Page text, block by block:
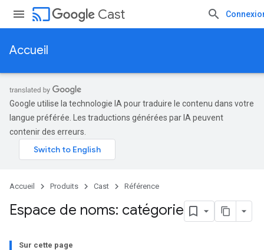
cast Cast
Accueil
Google utilise la technologie IA pour traduire le contenu dans votre
langue préférée. Les traductions générées par IA peuvent
contenir des erreurs.
Accueil Produits Cast Référence
Espace de noms: catégorie
Sur cette page